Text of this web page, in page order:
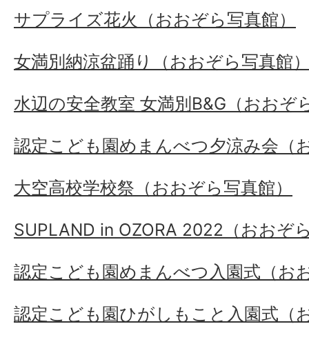
サプライズ花火（おおぞら写真館）
女満別納涼盆踊り（おおぞら写真館
水辺の安全教室 女満別B&G（おおぞ
認定こども園めまんべつ夕涼み会（
大空高校学校祭（おおぞら写真館）
SUPLAND in OZORA 2022（おおぞ
認定こども園めまんべつ入園式（お
認定こども園ひがしもこと入園式（